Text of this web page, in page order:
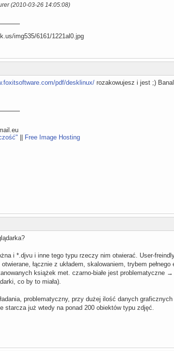
(2010-03-26 14:05:08)
pdf/desklinux/ rozakowujesz i jest ;)
Free Image Hosting
i *.djvu i inne tego typu rzeczy nim otwierać. User-
łącznie z układem, skalowaniem, trybem
książek met. czarno-białe jest
co by to miała).
problematyczny, przy dużej ilość danych
starcza już wtedy na ponad 200 obiektów typu zdjęć.